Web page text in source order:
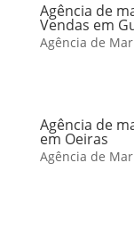
Agência de
Vendas em
Agência de
Agência de
em Oeiras
Agência de